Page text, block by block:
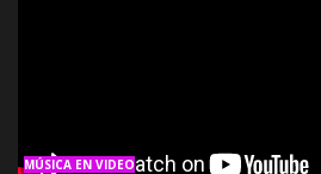
MÚSICA EN VIDEO